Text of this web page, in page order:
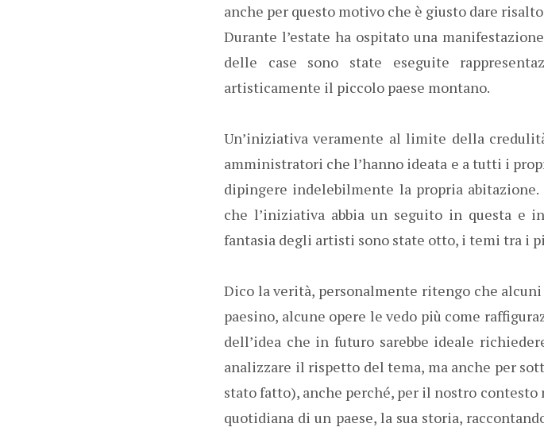
anche per questo motivo che è giusto dare risalto
Durante l’estate ha ospitato una
delle case sono state eseguite
artisticamente il piccolo paese montano.
Un’iniziativa veramente al limite della
amministratori che l’hanno ideata e a tutti i
dipingere indelebilmente la propria
che l’iniziativa abbia un seguito in questa e
fantasia degli artisti sono state otto, i temi tra i
Dico la verità, personalmente ritengo che
paesino, alcune opere le vedo più come
dell’idea che in futuro sarebbe ideale
analizzare il rispetto del tema, ma anche per
stato fatto), anche perché, per il nostro
quotidiana di un paese, la sua storia,